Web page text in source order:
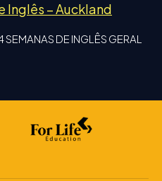
Inglês – Auckland
DE INGLÊS GERAL